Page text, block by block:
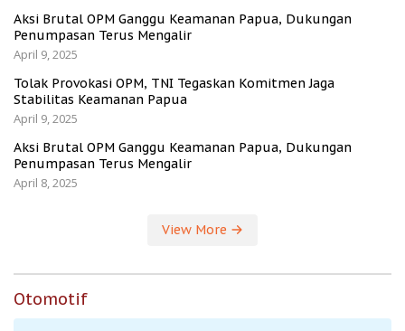
Aksi Brutal OPM Ganggu Keamanan Papua, Dukungan
Penumpasan Terus Mengalir
April 9, 2025
Tolak Provokasi OPM, TNI Tegaskan Komitmen Jaga
Stabilitas Keamanan Papua
April 9, 2025
Aksi Brutal OPM Ganggu Keamanan Papua, Dukungan
Penumpasan Terus Mengalir
April 8, 2025
View More
Otomotif